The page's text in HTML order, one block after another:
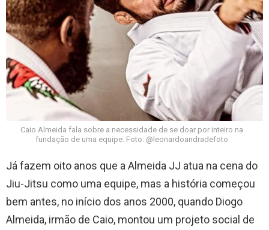
Caio Almeida fala sobre a necessidade de se doar por inteiro na
fundação de uma equipe. Foto: @leonardoandradefoto
Já fazem oito anos que a Almeida JJ atua na cena do
Jiu-Jitsu como uma equipe, mas a história começou
bem antes, no início dos anos 2000, quando Diogo
Almeida, irmão de Caio, montou um projeto social de